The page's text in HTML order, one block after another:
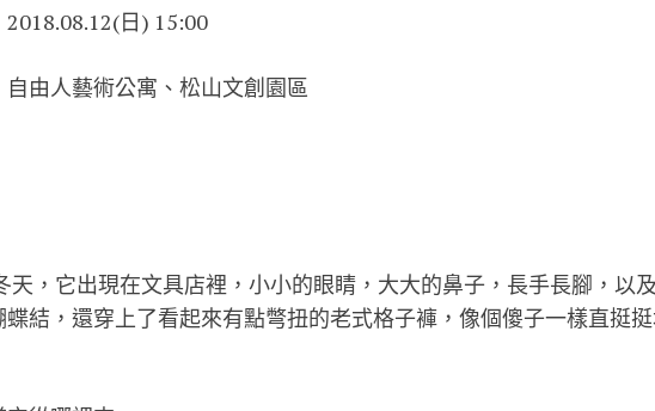
日) 15:00
自由人藝術公寓、松山文創園區
天，它出現在文具店裡，小小的眼睛，大大的鼻子，長手長腳，以
蝶結，還穿上了看起來有點彆扭的老式格子褲，像個傻子一樣直挺